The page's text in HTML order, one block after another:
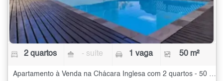
2 quartos - suíte 1 vaga 50 m²
Apartamento à Venda na Chácara Inglesa com 2 quartos - 50 m²